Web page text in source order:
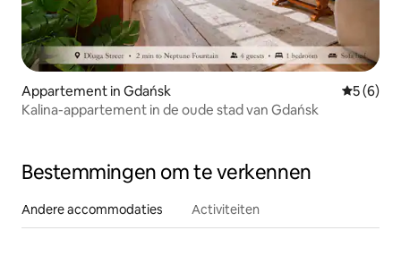
Appartement in Gdańsk
5 (6)
Kalina-appartement in de oude stad van Gdańsk
Bestemmingen om te verkennen
Andere accommodaties Activiteiten